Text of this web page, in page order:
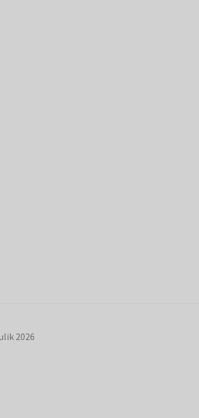
2026